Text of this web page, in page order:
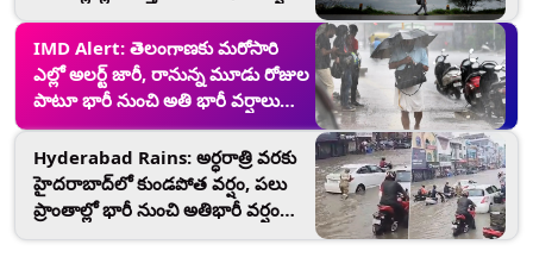
కురిసే అవకాశం, ఏయే జిల్లాలకు అలర్ట్
జారీ చేశారంటే?
IMD Alert: తెలంగాణకు మరోసారి
ఎల్లో అలర్ట్ జారీ, రానున్న మూడు రోజుల
పాటూ భారీ నుంచి అతి భారీ వర్షాలు
కురిసే అవకాశం, ఏయే జిల్లాలకు అలర్ట్
జారీ చేశారంటే?
Hyderabad Rains: అర్ధరాత్రి వరకు
హైదరాబాద్‌లో కుండపోత వర్షం, పలు
ప్రాంతాల్లో భారీ నుంచి అతిభారీ వర్షం